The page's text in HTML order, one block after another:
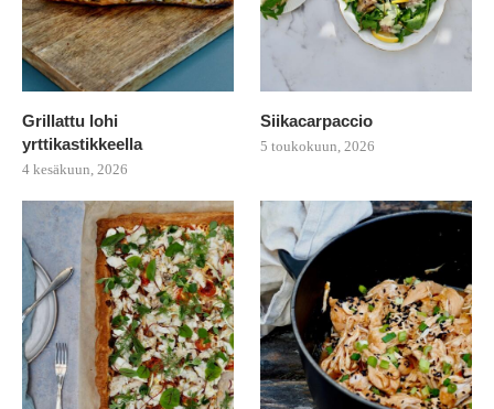
Grillattu lohi
yrttikastikkeella
4 kesäkuun, 2026
Siikacarpaccio
5 toukokuun, 2026